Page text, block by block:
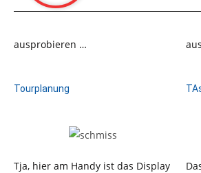
ausprobieren …
Tourplanung
Tja, hier am Handy ist das Display